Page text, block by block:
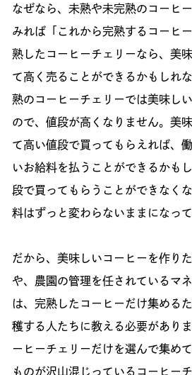
なぜなら、未熟や未完熟のコーヒ
みれば「これから完熟するコーヒ
熟したコーヒーチェリーなら、美
て高く売ることができるかもしれ
熟のコーヒーチェリーでは美味し
ので、値段が高くなりません。美
て高い値段で買ってもらえれば、
いお給料を払うことができるかも
段で買ってもらうことができなく
料はずっと変わらないままになって
だから、美味しいコーヒーを作り
や、農園の管理を任されているマ
は、完熟したコーヒーだけ集める
穫する人たちに教える必要があり
ーヒーチェリーだけを選んで集め
ものが沢山混じっているコーヒー